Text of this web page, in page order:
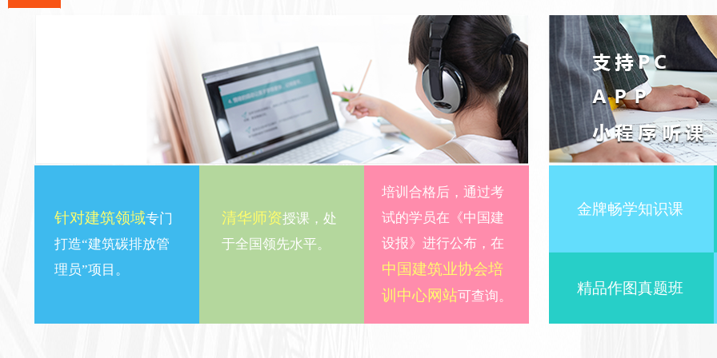
针对建筑领域专门
打造“建筑碳排放管
理员”项目。
清华师资授课，处
于全国领先水平。
培训合格后，通过考
试的学员在《中国建
设报》进行公布，在
中国建筑业协会培
训中心网站可查询。
金牌畅学知识课
精品作图真题班